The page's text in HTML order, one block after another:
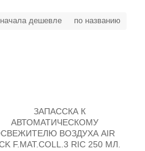
дешевле по названию